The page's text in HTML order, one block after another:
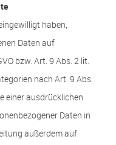
haben,
Daten auf
bzw. Art. 9 Abs. 2 lit.
nach Art. 9 Abs.
einer ausdrücklichen
Daten in
außerdem auf